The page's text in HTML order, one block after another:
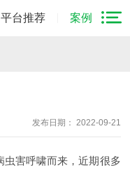
平台推荐 案例
发布日期： 2022-09-21
虫害呼啸而来，近期很多